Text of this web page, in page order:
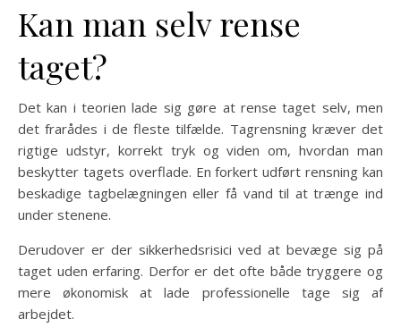
Kan man selv rense
taget?
Det kan i teorien lade sig gøre at rense taget selv, men
det frarådes i de fleste tilfælde. Tagrensning kræver det
rigtige udstyr, korrekt tryk og viden om, hvordan man
beskytter tagets overflade. En forkert udført rensning kan
beskadige tagbelægningen eller få vand til at trænge ind
under stenene.
Derudover er der sikkerhedsrisici ved at bevæge sig på
taget uden erfaring. Derfor er det ofte både tryggere og
mere økonomisk at lade professionelle tage sig af
arbejdet.